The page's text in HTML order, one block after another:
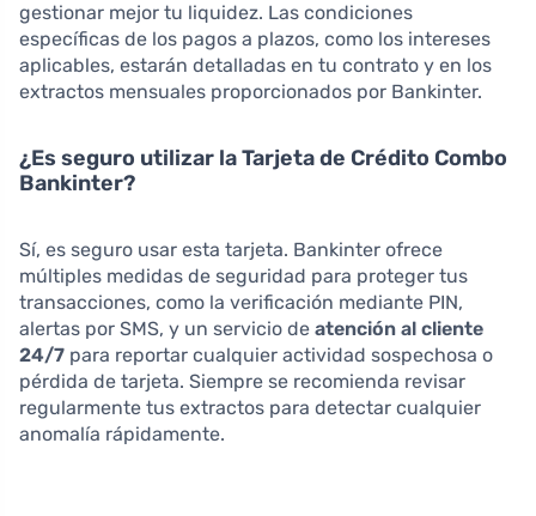
gestionar mejor tu liquidez. Las condiciones
específicas de los pagos a plazos, como los intereses
aplicables, estarán detalladas en tu contrato y en los
extractos mensuales proporcionados por Bankinter.
¿Es seguro utilizar la Tarjeta de Crédito Combo
Bankinter?
Sí, es seguro usar esta tarjeta. Bankinter ofrece
múltiples medidas de seguridad para proteger tus
transacciones, como la verificación mediante PIN,
alertas por SMS, y un servicio de atención al cliente
24/7 para reportar cualquier actividad sospechosa o
pérdida de tarjeta. Siempre se recomienda revisar
regularmente tus extractos para detectar cualquier
anomalía rápidamente.